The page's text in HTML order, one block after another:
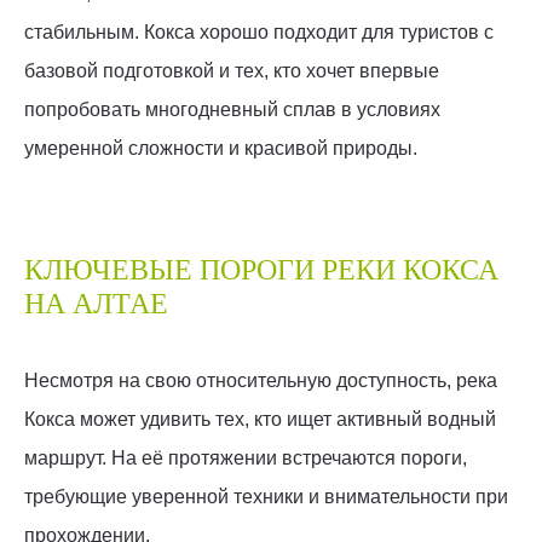
стабильным. Кокса хорошо подходит для туристов с
базовой подготовкой и тех, кто хочет впервые
попробовать многодневный сплав в условиях
умеренной сложности и красивой природы.
КЛЮЧЕВЫЕ ПОРОГИ РЕКИ КОКСА
НА АЛТАЕ
Несмотря на свою относительную доступность, река
Кокса может удивить тех, кто ищет активный водный
маршрут. На её протяжении встречаются пороги,
требующие уверенной техники и внимательности при
прохождении.